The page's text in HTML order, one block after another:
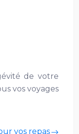
de votre
vos voyages
vos repas